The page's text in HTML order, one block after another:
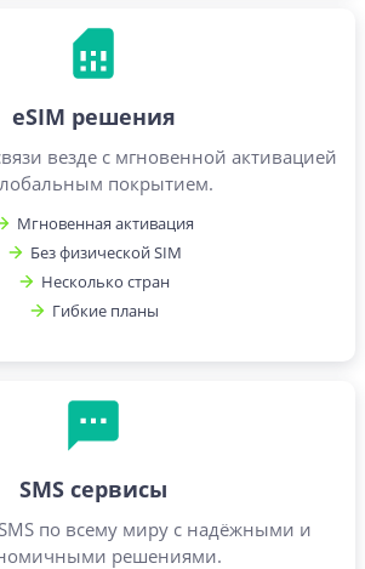
eSIM решения
везде с мгновенной активацией
покрытием.
Мгновенная активация
Без физической SIM
Несколько стран
Гибкие планы
SMS сервисы
по всему миру с надёжными и
решениями.